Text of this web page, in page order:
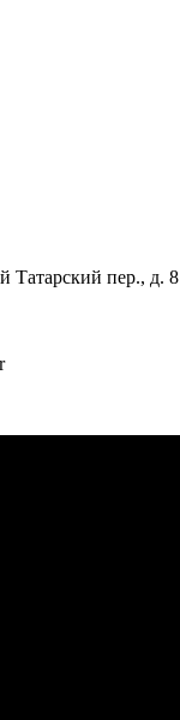
Татарский пер., д. 8